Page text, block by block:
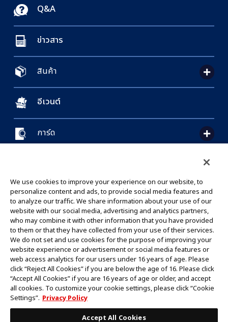
Q&A
ข่าวสาร
สินค้า
อีเวนต์
การ์ด
GLOBAL ENTRANCE
©Eiichiro Oda/Shueisha
©Eiichiro Oda/Shueisha, Toei Animation
ห้ามคัดลอกรูปภาพ,ข้อความและข้อมูลทั้งหมดในเว็บไซต์นี้โดยไม่ได้รับอนุญาต
โปรดทราบว่ารูปภาพในเว็บไซต์นี้อาจแตกต่างจากสินค้าจริงที่อยู่ระหว่างการพัฒนา
*Apple และโลโก้ Apple เป็นเครื่องหมายการค้าของบริษัท Apple Inc.
*Google Play และโลโก้ Google Play เป็นเครื่องหมายการค้าหรือจดทะเบียน
เครื่องหมายการค้าของบริษัท Google LLC.
We use cookies to improve your experience on our website, to
personalize content and ads, to provide social media features and
to analyze our traffic. We share information about your use of our
website with our social media, advertising and analytics partners,
who may combine it with other information that you have provided
to them or that they have collected from your use of their services.
We do not set and use cookies for the purpose of improving your
website experience or advertisement or social media features or
web access analytics for our users under 16 years of age. Please
click “Reject All Cookies” if you are below the age of 16. Please click
“Accept All Cookies” if you are 16 years of age or older, and accept
all cookies. To customize your cookie settings, please click “Cookie
Settings”. Privacy Policy
Accept All Cookies